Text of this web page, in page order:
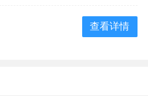
查看详情